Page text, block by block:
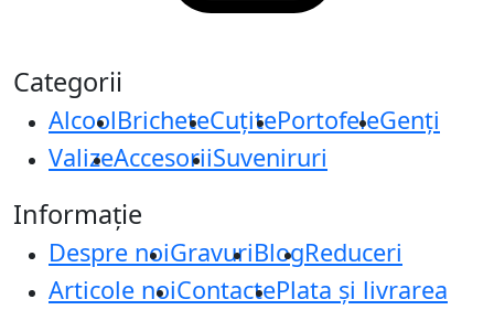
Categorii
AlcoolBricheteCuțitePortofeleGenți
ValizeAccesoriiSuveniruri
Informație
Despre noiGravuriBlogReduceri
Articole noiContactePlata și livrarea